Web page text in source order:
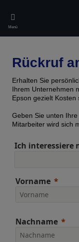
main
content
Menü
Rückruf
Erhalten Sie
Ihrem Unternehmen
Epson gezielt Kosten
Geben Sie unten
Mitarbeiter wird sich
Ich interessiere
Vorname
Nachname